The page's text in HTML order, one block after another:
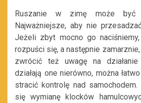
Ruszanie w zimę może być
Najważniejsze, aby nie
Jeżeli zbyt mocno go
rozpuści się, a następnie
zwrócić też uwagę na
działają one nierówno, można
stracić kontrolę nad
się wymianę klocków